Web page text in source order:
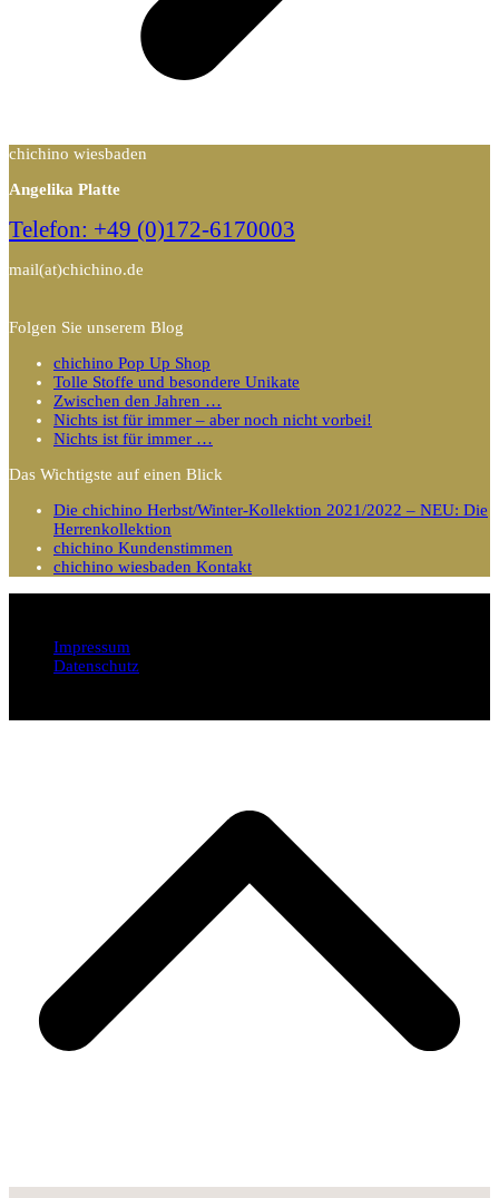
chichino wiesbaden
Angelika Platte
Telefon: +49 (0)172-6170003
mail(at)chichino.de
Folgen Sie unserem Blog
chichino Pop Up Shop
Tolle Stoffe und besondere Unikate
Zwischen den Jahren …
Nichts ist für immer – aber noch nicht vorbei!
Nichts ist für immer …
Das Wichtigste auf einen Blick
Die chichino Herbst/Winter-Kollektion 2021/2022 – NEU: Die
Herrenkollektion
chichino Kundenstimmen
chichino wiesbaden Kontakt
Impressum
Datenschutz